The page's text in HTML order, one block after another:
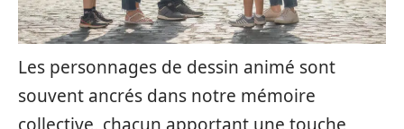
Les personnages de dessin animé sont
souvent ancrés dans notre mémoire